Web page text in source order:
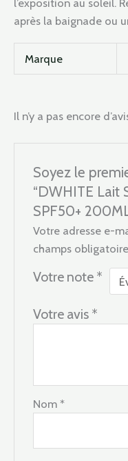
après la baignade ou
Marque
Il n’y a pas encore
Soyez le
“DWHITE Lait
SPF50+
Votre adresse e-
champs
Votre note *
Votre avis *
Nom*